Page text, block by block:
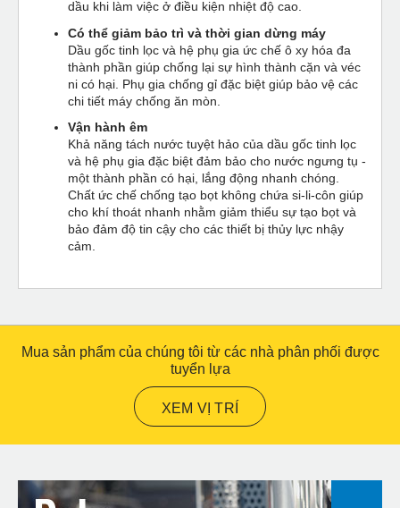
dầu khi làm việc ở điều kiện nhiệt độ cao.
Có thể giảm bảo trì và thời gian dừng máy
Dầu gốc tinh lọc và hệ phụ gia ức chế ô xy hóa đa
thành phần giúp chống lại sự hình thành cặn và véc
ni có hại. Phụ gia chống gỉ đặc biệt giúp bảo vệ các
chi tiết máy chống ăn mòn.
Vận hành êm
Khả năng tách nước tuyệt hảo của dầu gốc tinh lọc
và hệ phụ gia đặc biệt đảm bảo cho nước ngưng tụ -
một thành phần có hại, lắng động nhanh chóng.
Chất ức chế chống tạo bọt không chứa si-li-côn giúp
cho khí thoát nhanh nhằm giảm thiểu sự tạo bọt và
bảo đảm độ tin cậy cho các thiết bị thủy lực nhậy
cảm.
Mua sản phẩm của chúng tôi từ các nhà phân phối được
tuyển lựa
XEM VỊ TRÍ